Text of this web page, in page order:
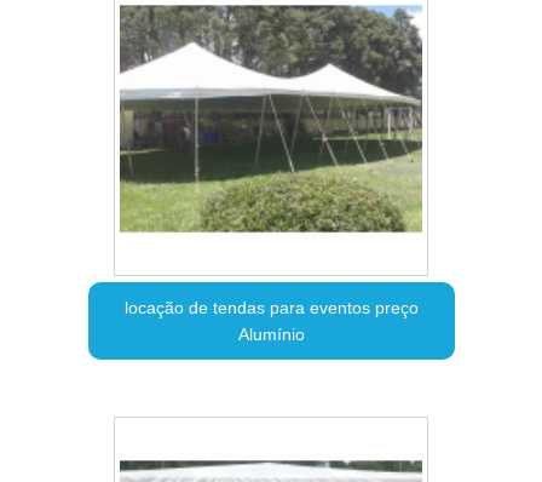
locação de tendas para eventos preço
Alumínio